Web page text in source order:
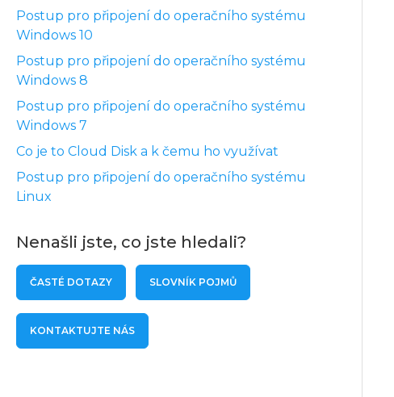
Postup pro připojení do operačního systému
Windows 10
Postup pro připojení do operačního systému
Windows 8
Postup pro připojení do operačního systému
Windows 7
Co je to Cloud Disk a k čemu ho využívat
Postup pro připojení do operačního systému
Linux
Nenašli jste, co jste hledali?
ČASTÉ DOTAZY SLOVNÍK POJMŮ
KONTAKTUJTE NÁS